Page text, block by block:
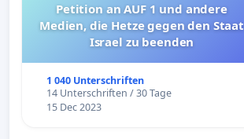
Petition an AUF 1 und andere
Medien, die Hetze gegen den Staat
Israel zu beenden
1 040 Unterschriften
14 Unterschriften / 30 Tage
15 Dec 2023